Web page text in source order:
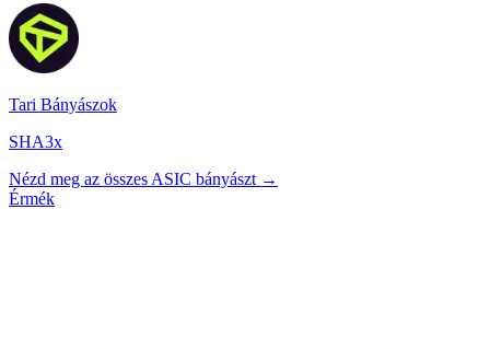
Tari Bányászok
SHA3x
Nézd meg az összes ASIC bányászt →
Érmék